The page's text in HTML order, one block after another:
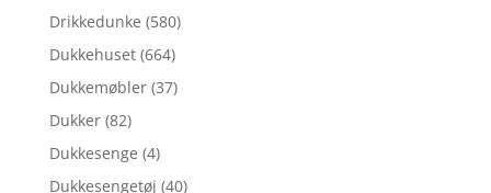
Drikkedunke (580)
Dukkehuset (664)
Dukkemøbler (37)
Dukker (82)
Dukkesenge (4)
Dukkesengetøj (40)